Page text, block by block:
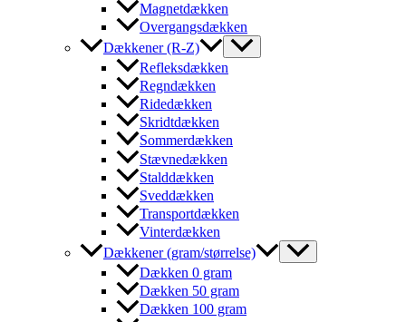
Magnetdækken
Overgangsdækken
Dækkener (R-Z)
Refleksdækken
Regndækken
Ridedækken
Skridtdækken
Sommerdækken
Stævnedækken
Stalddækken
Sveddækken
Transportdækken
Vinterdækken
Dækkener (gram/størrelse)
Dækken 0 gram
Dækken 50 gram
Dækken 100 gram